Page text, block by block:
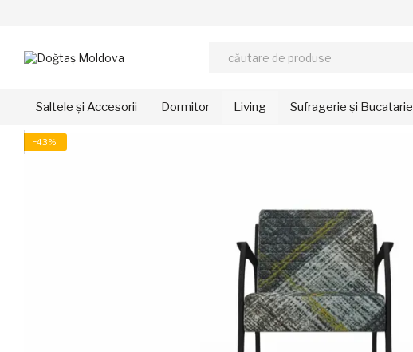
Saltele și Accesorii Dormitor Living Sufragerie și Bucatarie
−43%